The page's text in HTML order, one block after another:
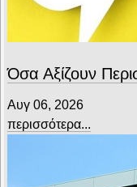
Όσα Αξίζουν
Αυγ 06, 2026
περισσότερα...